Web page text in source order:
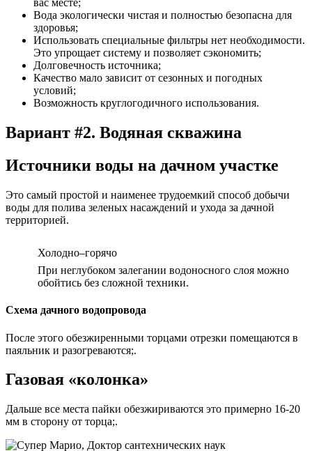
вас месте;
Вода экологически чистая и полностью безопасна для
здоровья;
Использовать специальные фильтры нет необходимости.
Это упрощает систему и позволяет сэкономить;
Долговечность источника;
Качество мало зависит от сезонных и погодных
условий;
Возможность круглогодичного использования.
Вариант #2. Водяная скважина
Источники воды на дачном участке
Это самый простой и наименее трудоемкий способ добычи
воды для полива зеленых насаждений и ухода за дачной
территорией.
Холодно–горячо
При неглубоком залегании водоносного слоя можно
обойтись без сложной техники.
Схема дачного водопровода
После этого обезжиренными торцами отрезки помещаются в
паяльник и разогреваются;.
Газовая «колонка»
Дальше все места пайки обезжириваются это примерно 16-20
мм в сторону от торца;.